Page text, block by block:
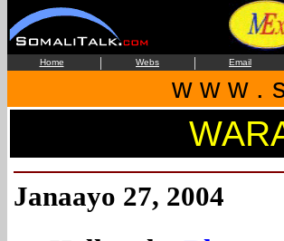
Home | Webs | Email
w w w .
Janaayo 27, 2004